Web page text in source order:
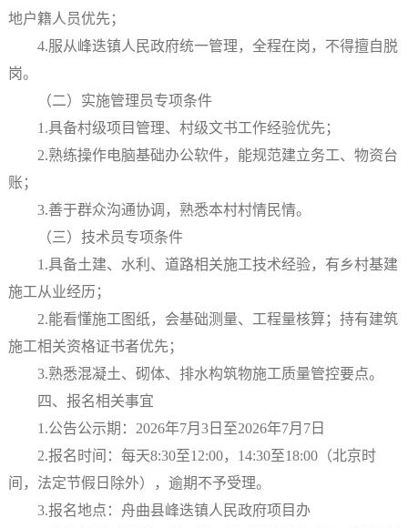
地户籍人员优先；
4.服从峰迭镇人民政府统一管理，全程在岗，不得擅自脱
岗。
（二）实施管理员专项条件
1.具备村级项目管理、村级文书工作经验优先；
2.熟练操作电脑基础办公软件，能规范建立务工、物资台
账；
3.善于群众沟通协调，熟悉本村村情民情。
（三）技术员专项条件
1.具备土建、水利、道路相关施工技术经验，有乡村基建
施工从业经历；
2.能看懂施工图纸，会基础测量、工程量核算；持有建筑
施工相关资格证书者优先；
3.熟悉混凝土、砌体、排水构筑物施工质量管控要点。
四、报名相关事宜
1.公告公示期：2026年7月3日至2026年7月7日
2.报名时间：每天8:30至12:00，14:30至18:00（北京时
间，法定节假日除外），逾期不予受理。
3.报名地点：舟曲县峰迭镇人民政府项目办